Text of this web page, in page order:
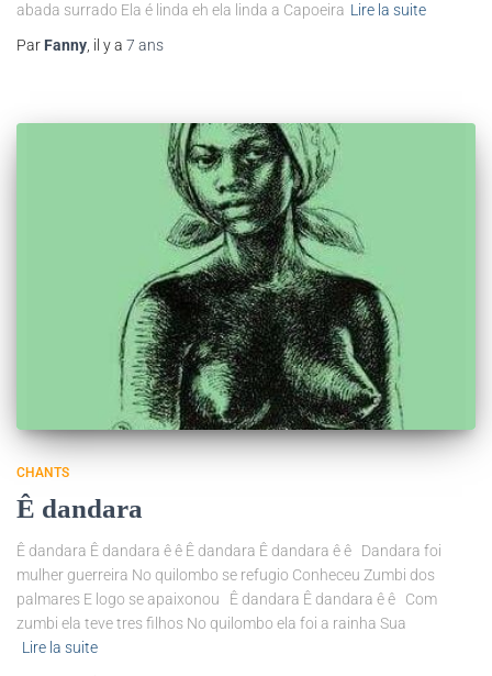
abada surrado Ela é linda eh ela linda a Capoeira Lire la suite
Par Fanny, il y a 7 ans
CHANTS
Ê dandara
Ê dandara Ê dandara ê ê Ê dandara Ê dandara ê ê Dandara foi
mulher guerreira No quilombo se refugio Conheceu Zumbi dos
palmares E logo se apaixonou Ê dandara Ê dandara ê ê Com
zumbi ela teve tres filhos No quilombo ela foi a rainha Sua
Lire la suite